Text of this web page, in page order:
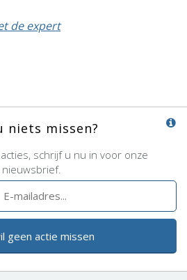
de expert
niets missen?
schrijf u nu in voor onze
nieuwsbrief.
geen actie missen